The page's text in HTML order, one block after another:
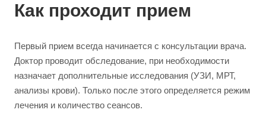
Как проходит прием
Первый прием всегда начинается с консультации врача.
Доктор проводит обследование, при необходимости
назначает дополнительные исследования (УЗИ, МРТ,
анализы крови). Только после этого определяется режим
лечения и количество сеансов.